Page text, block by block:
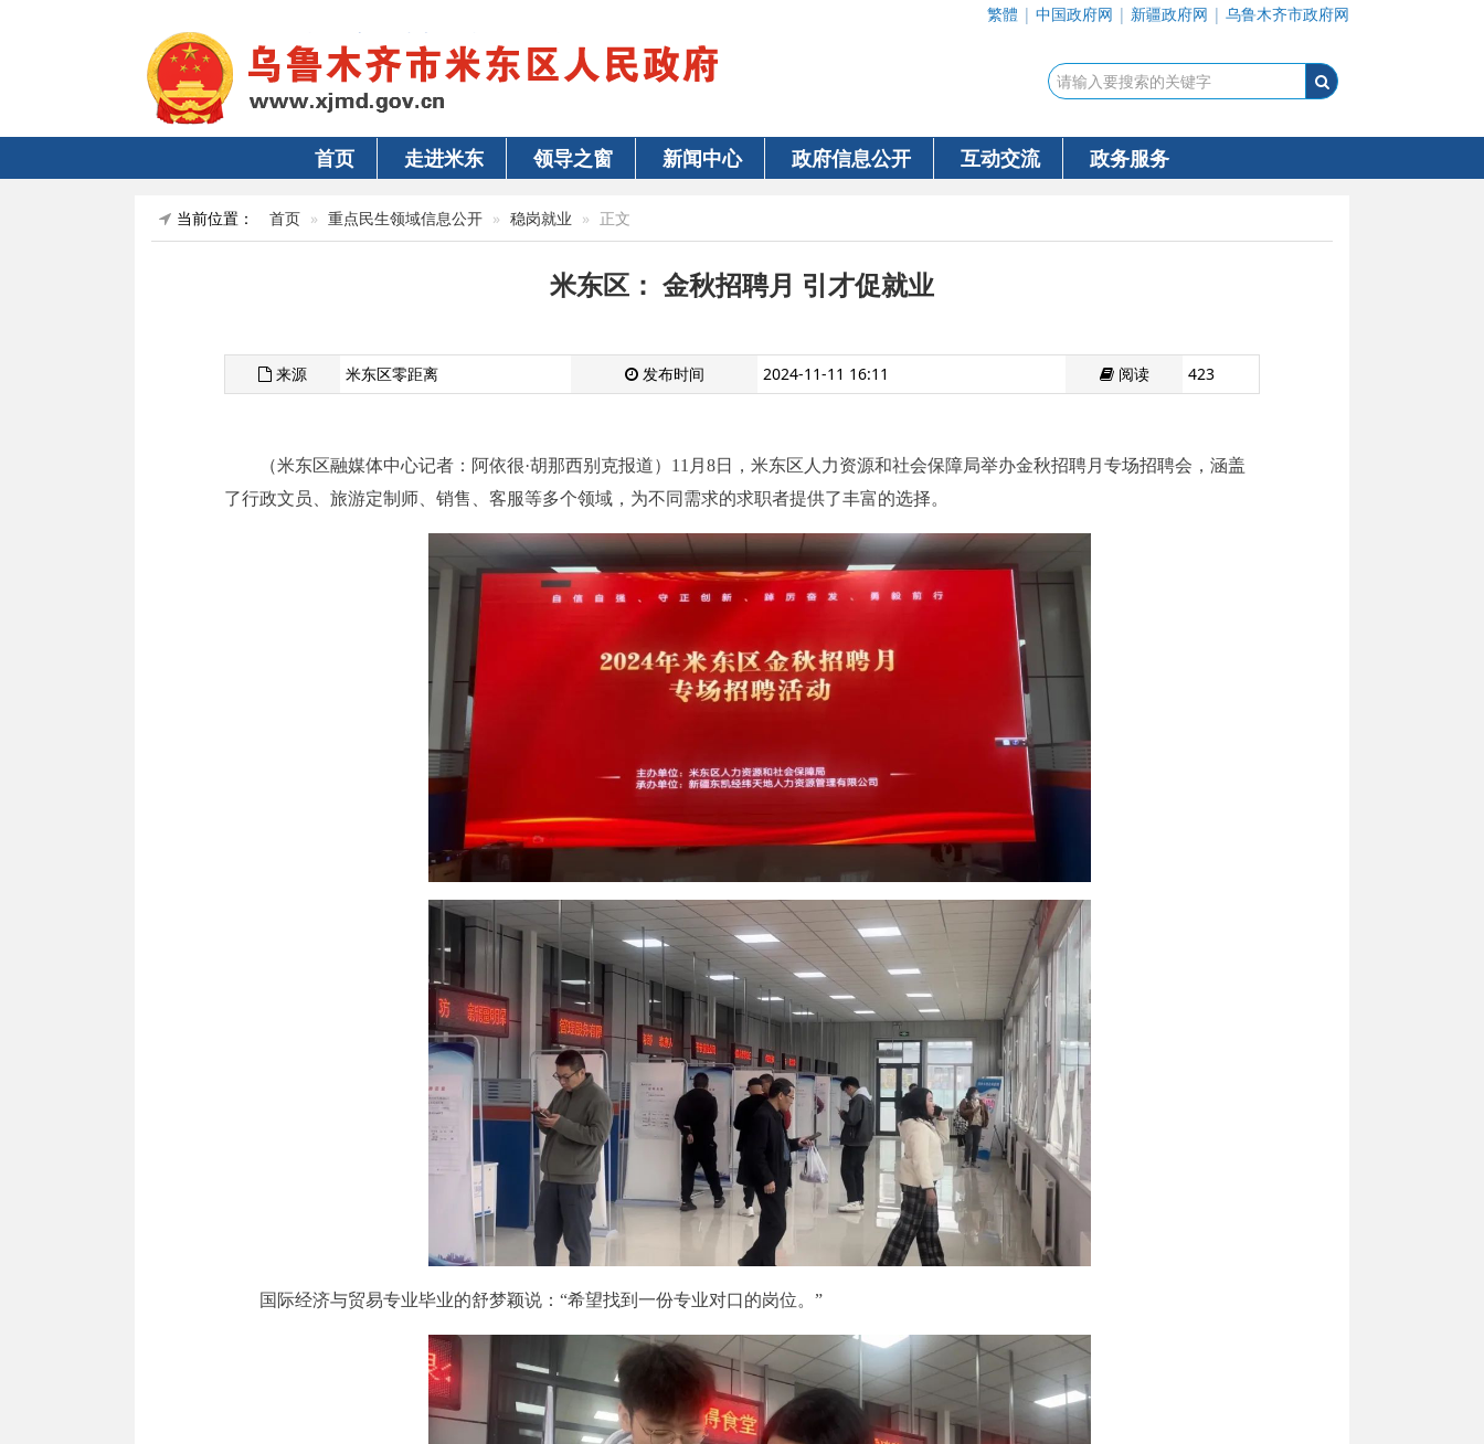
繁體 | 中国政府网 | 新疆政府网 | 乌鲁木齐市政府网
首页 走进米东 领导之窗 新闻中心 政府信息公开 互动交流 政务服务
当前位置： 首页 重点民生领域信息公开 稳岗就业 正文
米东区： 金秋招聘月 引才促就业
来源 米东区零距离 发布时间 2024-11-11 16:11 阅读 423
（米东区融媒体中心记者：阿依很·胡那西别克报道）11月8日，米东区人力资源和社会保障局举办金秋招聘月专场招聘会，涵盖
了行政文员、旅游定制师、销售、客服等多个领域，为不同需求的求职者提供了丰富的选择。
国际经济与贸易专业毕业的舒梦颖说：“希望找到一份专业对口的岗位。”